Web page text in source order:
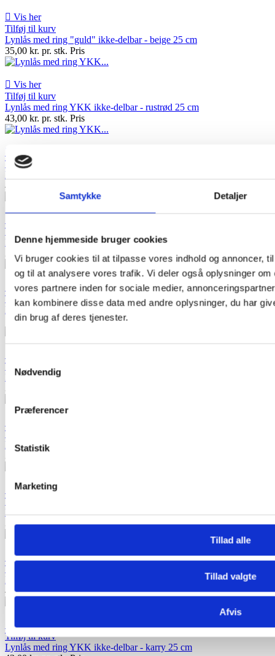
Samtykke Detaljer
Denne hjemmeside bruger cookies
Vi bruger cookies til at tilpasse vores indhold og annoncer,
og til at analysere vores trafik. Vi deler også oplysninger
vores partnere inden for sociale medier,
kan kombinere disse data med andre oplysninger, du har
din brug af deres tjenester.
Samtykkevalg
Nødvendig
Præferencer
Statistik
Marketing
Tillad alle
Tillad valgte
Afvis
 Vis her
Tilføj til kurv
Lynlås med ring "guld" ikke-delbar - beige 25 cm
35,00 kr. pr. stk. Pris
 Vis her
Tilføj til kurv
Lynlås med ring YKK ikke-delbar - rustrød 25 cm
43,00 kr. pr. stk. Pris
Tilføj til kurv
Lynlås med ring YKK ikke-delbar - råhvid 25 cm
43,00 kr. pr. stk.
Tilføj til kurv
Lynlås usynlig YKK ikke-delbar - gammel rosa 25 cm
29,00 kr. pr. stk.
Pris
Vis her
Tilføj til kurv
Lynlås ikke-delbar - lys lilla 25 cm
15,00 kr. pr. stk. Pris
Tilføj til kurv
Lynlås med ring ikke-delbar - karamel 25 cm
35,00 kr. pr. stk.
Tilføj til kurv
Lynlås med ring ikke-delbar - beige 25 cm
35,00 kr. pr. stk.
Vis her
Tilføj til kurv
Lynlås med ring ikke-delbar - navy blå 25 cm
35,00 kr. pr. stk. Pris
Vis her
Tilføj til kurv
Lynlås med ring YKK ikke-delbar - petrol 25 cm
43,00 kr. pr. stk. Pris
Vis her
Tilføj til kurv
Lynlås med ring YKK ikke-delbar - karry 25 cm